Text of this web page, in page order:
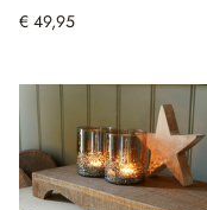
€ 49,95